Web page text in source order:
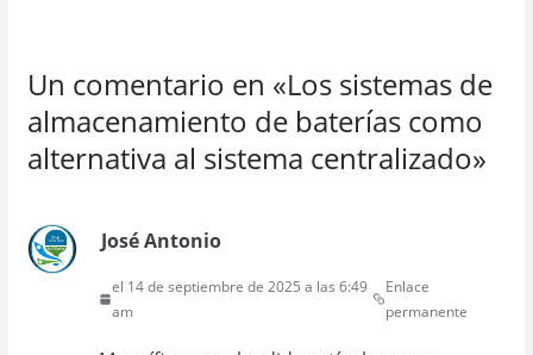
Un comentario en «Los sistemas de
almacenamiento de baterías como
alternativa al sistema centralizado»
José Antonio
el 14 de septiembre de 2025 a las 6:49
am
Enlace
permanente